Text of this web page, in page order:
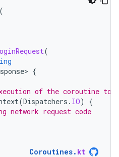
(
(
{
of the coroutine to
(Dispatchers . IO)
{
network request code
Coroutines. kt